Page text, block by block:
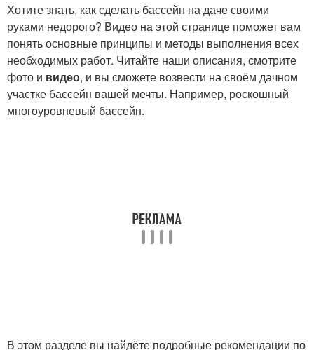
Хотите знать, как сделать бассейн на даче своими
руками недорого? Видео на этой странице поможет вам
понять основные принципы и методы выполнения всех
необходимых работ. Читайте наши описания, смотрите
фото и видео, и вы сможете возвести на своём дачном
участке бассейн вашей мечты. Например, роскошный
многоуровневый бассейн.
В этом разделе вы найдёте подробные рекомендации по